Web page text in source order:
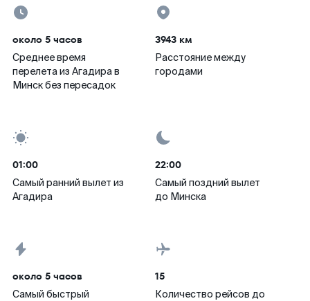
около 5 часов
Среднее время
перелета из Агадира в
Минск без пересадок
3943 км
Расстояние между
городами
01:00
Самый ранний вылет из
Агадира
22:00
Самый поздний вылет
до Минска
около 5 часов
Самый быстрый
15
Количество рейсов до